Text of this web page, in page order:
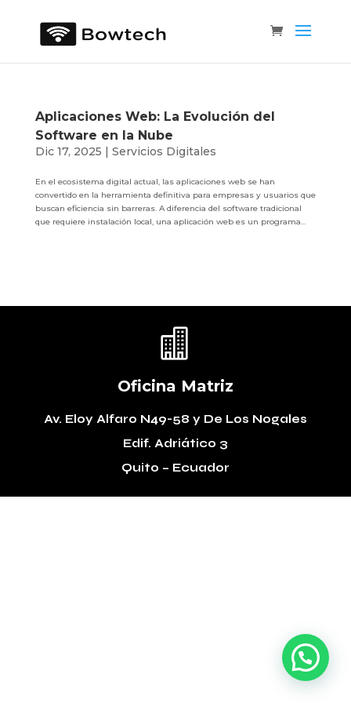
Aplicaciones Web: La Evolución del
Software en la Nube
Dic 17, 2025 | Servicios Digitales
En el ecosistema digital actual, las aplicaciones web se han
convertido en la herramienta definitiva para empresas y usuarios que
buscan eficiencia sin barreras. A diferencia del software tradicional
que requiere instalación local, una aplicación web es un programa...

Oficina Matriz
Av. Eloy Alfaro N49-58 y De Los Nogales
Edif. Adriático 3
Quito – Ecuador